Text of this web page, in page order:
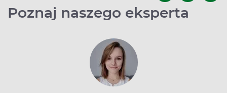
Poznaj naszego eksperta